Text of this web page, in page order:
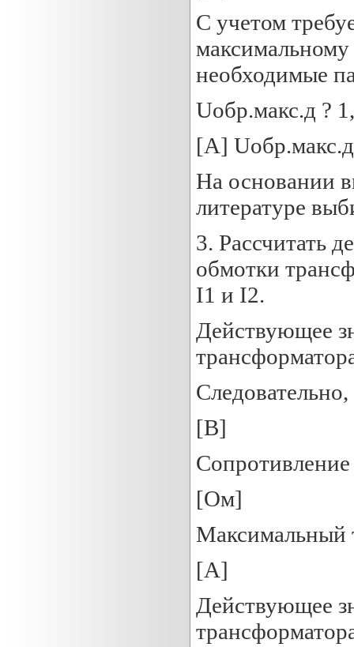
С учетом
необходимые
Uобр.макс.д ?
[А]
На основании
литературе
3. Рассчитать
обмотки
I1 и I2.
Действующее
Следовательно,
[B]
Сопротивление
[Ом]
Максимальный
[A]
Действующее